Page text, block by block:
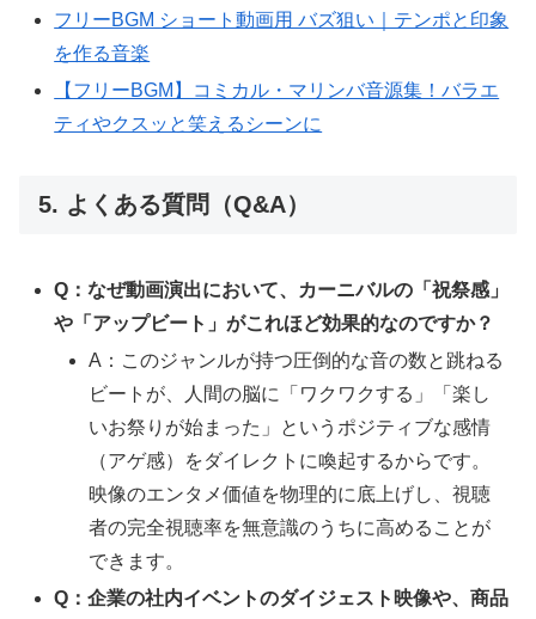
フリーBGM ショート動画用 バズ狙い｜テンポと印象
を作る音楽
【フリーBGM】コミカル・マリンバ音源集！バラエ
ティやクスッと笑えるシーンに
5. よくある質問（Q&A）
Q：なぜ動画演出において、カーニバルの「祝祭感」
や「アップビート」がこれほど効果的なのですか？
A：このジャンルが持つ圧倒的な音の数と跳ねる
ビートが、人間の脳に「ワクワクする」「楽し
いお祭りが始まった」というポジティブな感情
（アゲ感）をダイレクトに喚起するからです。
映像のエンタメ価値を物理的に底上げし、視聴
者の完全視聴率を無意識のうちに高めることが
できます。
Q：企業の社内イベントのダイジェスト映像や、商品